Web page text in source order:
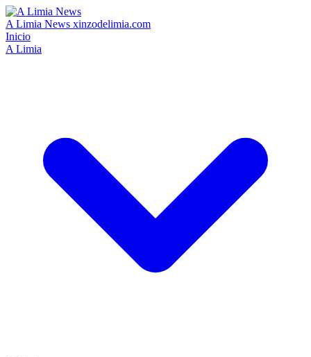
A Limia News xinzodelimia.com
Inicio
A Limia